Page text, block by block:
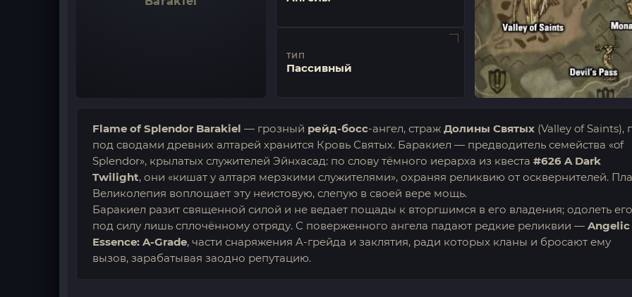
ТИП
Пассивный
Flame of Splendor Barakiel — грозный рейд-босс-ангел, страж Долины Святых (Valley of Saints),
под сводами древних алтарей хранится Кровь Святых. Баракиел — предводитель семейства «of
Splendor», крылатых служителей Эйнхасад: по слову тёмного иерарха из квеста #626 A Dark
Twilight, они «кишат у алтаря мерзкими служителями», охраняя реликвию от осквернителей.
Великолепия воплощает эту неистовую, слепую в своей вере мощь.
Баракиел разит священной силой и не ведает пощады к вторгшимся в его владения; одолеть его
под силу лишь сплочённому отряду. С поверженного ангела падают редкие реликвии — Angelic
Essence: A-Grade, части снаряжения A-грейда и заклятия, ради которых кланы и бросают ему
вызов, зарабатывая заодно репутацию.